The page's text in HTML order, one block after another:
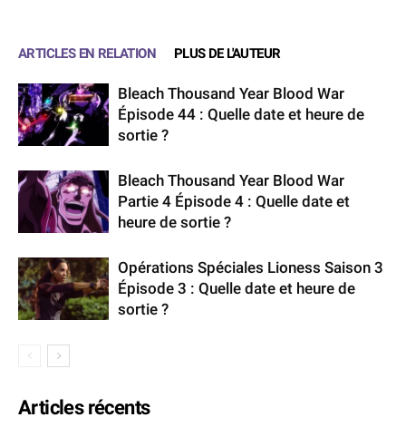
ARTICLES EN RELATION PLUS DE L'AUTEUR
Bleach Thousand Year Blood War
Épisode 44 : Quelle date et heure de
sortie ?
Bleach Thousand Year Blood War
Partie 4 Épisode 4 : Quelle date et
heure de sortie ?
Opérations Spéciales Lioness Saison 3
Épisode 3 : Quelle date et heure de
sortie ?
Articles récents